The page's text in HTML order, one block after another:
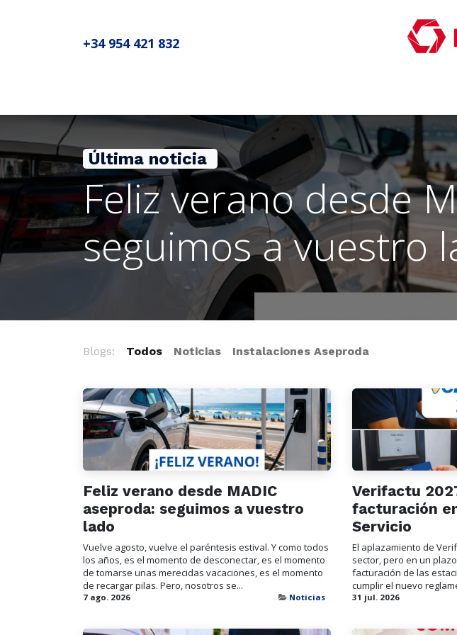
+34 954 421 832
Última noticia
Feliz verano desde
seguimos a vuestro
Blogs: Todos Noticias Instalaciones Aseproda
Feliz verano desde MADIC
aseproda: seguimos a vuestro
lado
Vuelve agosto, vuelve el paréntesis estival. Y como todos
los años, es el momento de desconectar, es el momento
de tomarse unas merecidas vacaciones, es el momento
de recargar pilas. Pero, nosotros se...
7 ago. 2026 Noticias
Verifactu
facturación
Servicio
El aplazamiento de
sector, pero en un
facturación de las
cumplir el nuevo
31 jul. 2026